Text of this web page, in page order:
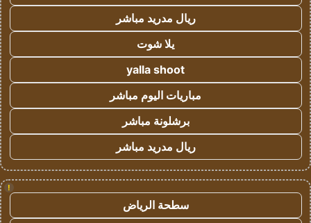
ريال مدريد مباشر
يلا شوت
yalla shoot
مباريات اليوم مباشر
برشلونة مباشر
ريال مدريد مباشر
!
سطحة الرياض